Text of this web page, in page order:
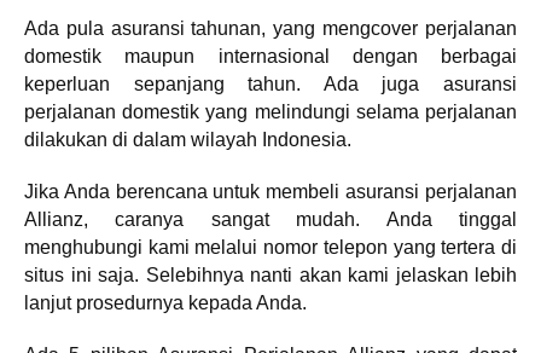
Ada pula asuransi tahunan, yang mengcover perjalanan
domestik maupun internasional dengan berbagai
keperluan sepanjang tahun. Ada juga asuransi
perjalanan domestik yang melindungi selama perjalanan
dilakukan di dalam wilayah Indonesia.
Jika Anda berencana untuk membeli asuransi perjalanan
Allianz, caranya sangat mudah. Anda tinggal
menghubungi kami melalui nomor telepon yang tertera di
situs ini saja. Selebihnya nanti akan kami jelaskan lebih
lanjut prosedurnya kepada Anda.